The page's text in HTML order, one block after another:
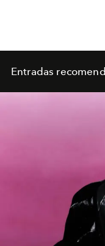
Entradas